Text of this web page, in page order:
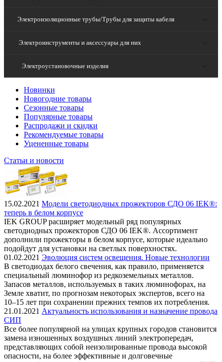
Электроизоляционные трубы/Трубы для защиты кабеля
Электроинструменты и аксессуары для них
Электроустановочные изделия
Новинки
Новогодние товары
Сезонные товары
Популярные товары
Распродажи и скидки
Рекомендуемые товары
Уцененные товары
Статьи и новости
15.02.2021 Модели светодиодных прожекторов СДО 06 IEK®:
теперь в белом корпусе
IEK GROUP расширяет модельный ряд популярных
светодиодных прожекторов СДО 06 IEK®. Ассортимент
дополнили прожекторы в белом корпусе, которые идеально
подойдут для установки на светлых поверхностях.
01.02.2021 Эволюция систем освещения. Новые технологии
В светодиодах белого свечения, как правило, применяется
специальный люминофор из редкоземельных металлов.
Запасов металлов, используемых в таких люминофорах, на
Земле хватит, по прогнозам некоторых экспертов, всего на
10–15 лет при сохранении прежних темпов их потребления.
21.01.2021 Актуальность использования и назначение провода
СИП
Все более популярной на улицах крупных городов становится
замена изношенных воздушных линий электропередач,
представляющих собой неизолированные провода высокой
опасности, на более эффективные и долговечные